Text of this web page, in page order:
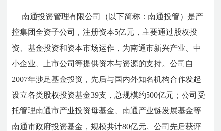
南通投资管理有限公司（以下简称：南通投管）是产
控集团全资子公司，注册资本5亿元，主要通过股权投
资、基金投资和资本市场运作，为南通市新兴产业、中
小企业、上市公司等提供资本与资源的支持。公司自
2007年涉足基金投资，先后与国内外知名机构合作发起
设立各类股权投资基金39支，总规模约500亿元；公司受
托管理南通市产业投资母基金、南通产业链发展基金等
南通市政府投资基金，规模共计80亿元。公司先后获评